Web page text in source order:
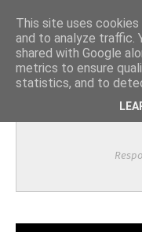
This site uses
and to analyze traffic.
shared with Google
metrics to ensure
statistics, and to